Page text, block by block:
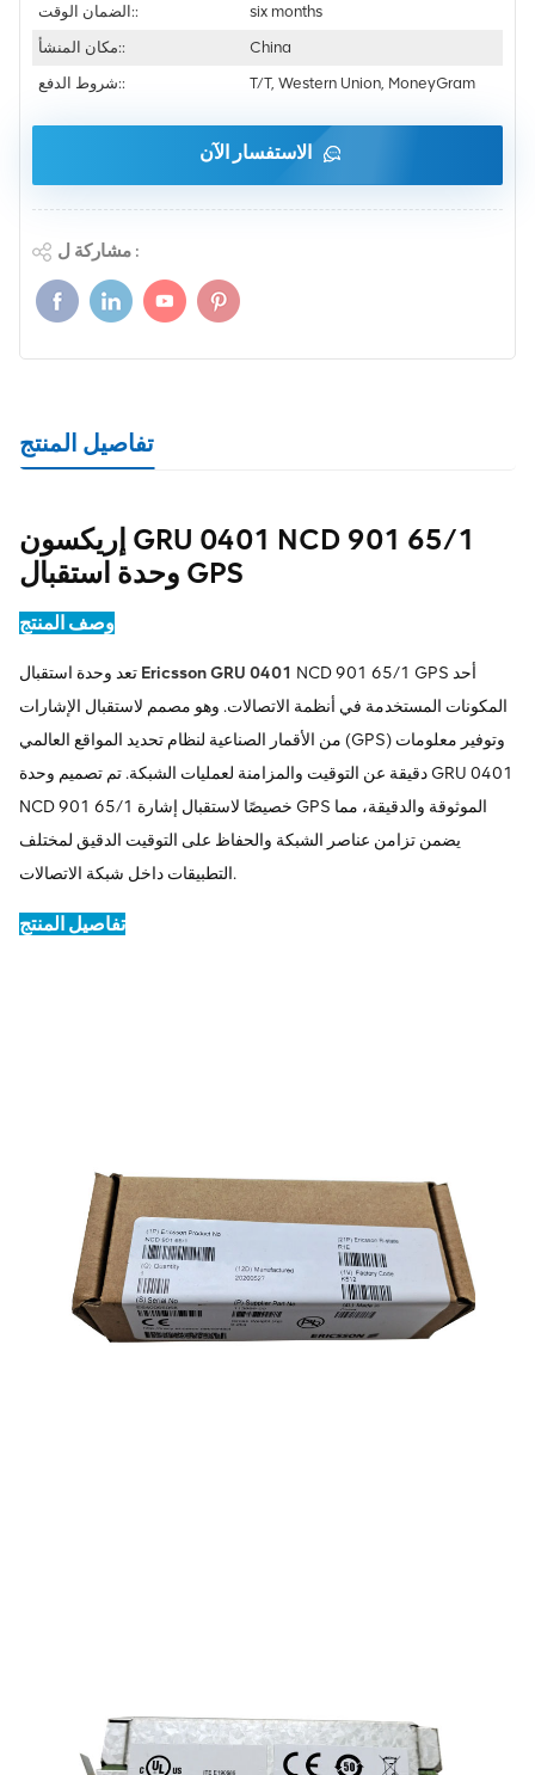
الضمان الوقت::
six months
مكان المنشأ::
China
شروط الدفع::
T/T, Western Union, MoneyGram
الاستفسار الآن
مشاركة ل :
تفاصيل المنتج
إريكسون GRU 0401 NCD 901 65/1
وحدة استقبال GPS
وصف المنتج
Ericsson GRU 0401 NCD 901 65/1 GPS أحد
المكونات المستخدمة في أنظمة الاتصالات. وهو مصمم لاستقبال الإشارات
من الأقمار الصناعية لنظام تحديد المواقع العالمي (GPS) وتوفير معلومات
دقيقة عن التوقيت والمزامنة لعمليات الشبكة. تم تصميم وحدة GRU 0401
NCD 901 65/1 خصيصًا لاستقبال إشارة GPS الموثوقة والدقيقة، مما
يضمن تزامن عناصر الشبكة والحفاظ على التوقيت الدقيق لمختلف
التطبيقات داخل شبكة الاتصالات.
تفاصيل المنتج